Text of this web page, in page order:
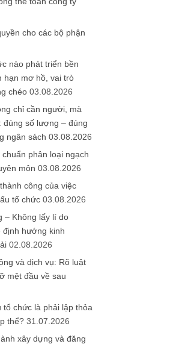
cho các bộ phận
nào phát triển bền
hạn mơ hồ, vai trò
chéo 03.08.2026
chỉ cần người, mà
đúng số lượng – đúng
ngân sách 03.08.2026
phân loại ngạch
môn 03.08.2026
công của việc
tổ chức 03.08.2026
– Không lấy lí do
định hướng kinh
02.08.2026
và dịch vụ: Rõ luật
mệt đầu về sau
tổ chức là phải lập thỏa
thể? 31.07.2026
xây dựng và đăng